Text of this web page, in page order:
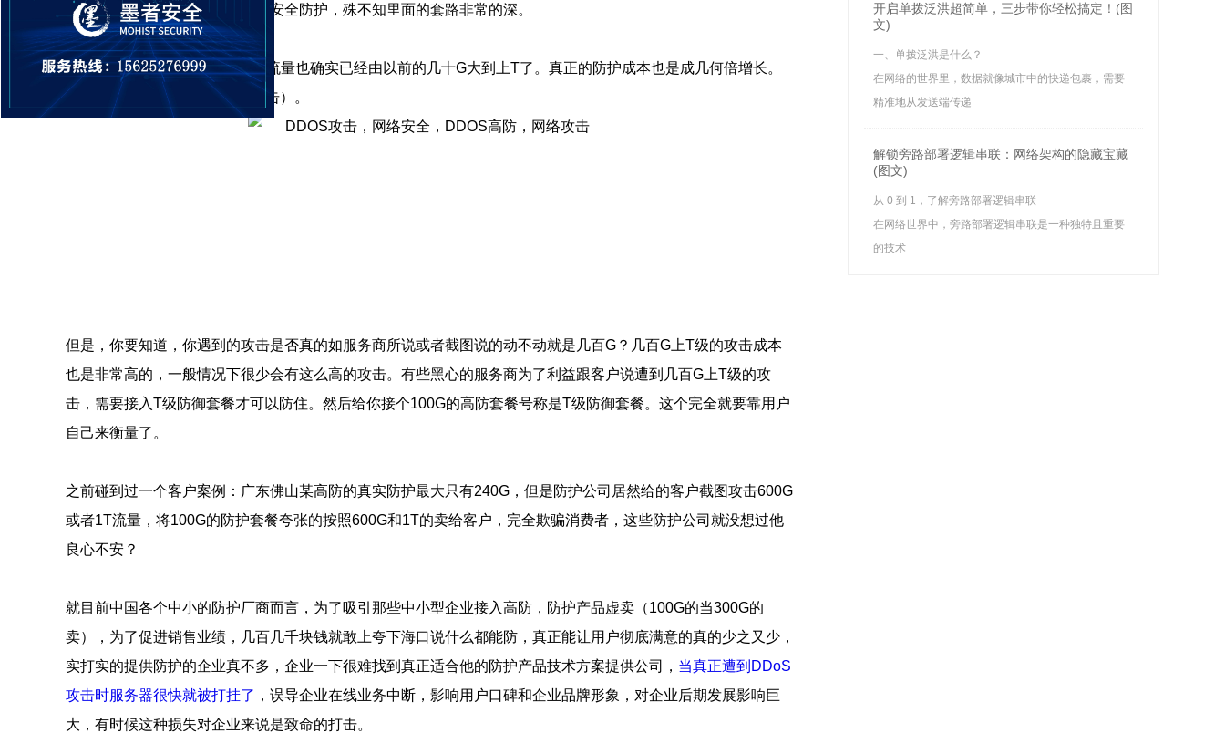
不是特别高的网络安全公司来做安全防护，殊不知里面的套路非常的深。
随着网络飞速发展，DDoS攻击 流量也确实已经由以前的几十G大到上T了。真正的防护成本也是成几何倍增长。
如图（真实1015G/s的DDOS攻击）。
但是，你要知道，你遇到的攻击是否真的如服务商所说或者截图说的动不动就是几百G？几百G上T级的攻击成本
也是非常高的，一般情况下很少会有这么高的攻击。有些黑心的服务商为了利益跟客户说遭到几百G上T级的攻
击，需要接入T级防御套餐才可以防住。然后给你接个100G的高防套餐号称是T级防御套餐。这个完全就要靠用户
自己来衡量了。
之前碰到过一个客户案例：广东佛山某高防的真实防护最大只有240G，但是防护公司居然给的客户截图攻击600G
或者1T流量，将100G的防护套餐夸张的按照600G和1T的卖给客户，完全欺骗消费者，这些防护公司就没想过他
良心不安？
就目前中国各个中小的防护厂商而言，为了吸引那些中小型企业接入高防，防护产品虚卖（100G的当300G的
卖），为了促进销售业绩，几百几千块钱就敢上夸下海口说什么都能防，真正能让用户彻底满意的真的少之又少，
实打实的提供防护的企业真不多，企业一下很难找到真正适合他的防护产品技术方案提供公司， 当真正遭到DDoS
攻击时服务器很快就被打挂了 ，误导企业在线业务中断，影响用户口碑和企业品牌形象，对企业后期发展影响巨
大，有时候这种损失对企业来说是致命的打击。
开启单拨泛洪超简单，三步带你轻松搞定！(图
文)
一、单拨泛洪是什么？
在网络的世界里，数据就像城市中的快递包裹，需要
精准地从发送端传递
解锁旁路部署逻辑串联：网络架构的隐藏宝藏
(图文)
从 0 到 1，了解旁路部署逻辑串联
在网络世界中，旁路部署逻辑串联是一种独特且重要
的技术